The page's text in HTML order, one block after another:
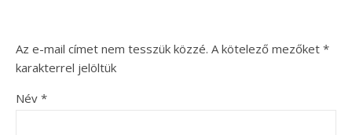
Az e-mail címet nem tesszük közzé. A kötelező mezőket *
karakterrel jelöltük
Név *